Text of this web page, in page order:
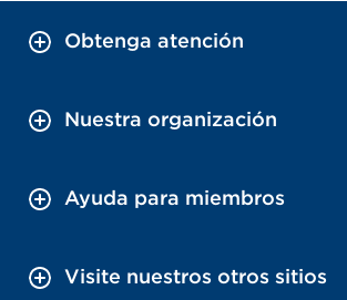
Obtenga atención
Nuestra organización
Ayuda para miembros
Visite nuestros otros sitios